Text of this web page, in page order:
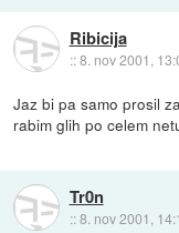
Ribicija
::8. nov 2001,
Jaz bi pa samo prosil
rabim glih po celem
Tr0n
::8. nov 2001,